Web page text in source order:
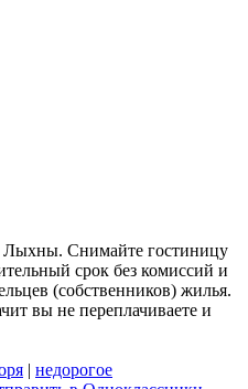
Снимайте гостиницу
срок без комиссий и
(собственников) жилья.
вы не переплачиваете и
| недорогое